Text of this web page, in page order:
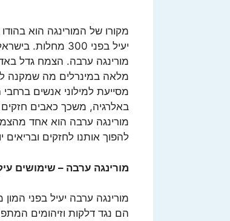
מקורו של המורינגה הוא
יעיל בפני 300
מורינגה ערבה. הצמח גדל
מלאה במינרלים מה שמקנה
מסייעת למילוני אנשים ברחבי
באלרגיה, משכך כאבים חזקים
מורינגה ערבה הוא אחד
להפוך אותנו לחזקים
מורינגה ערבה – שימושים
מורינגה ערבה יעיל בפני
הם נגד דלקות וזיהומים